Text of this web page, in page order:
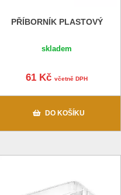
PŘÍBORNÍK PLASTOVÝ
skladem
61 Kčvčetně DPH
DO KOŠÍKU